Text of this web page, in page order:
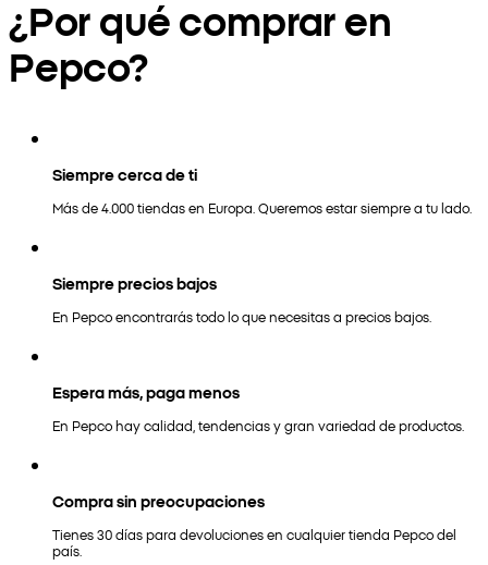
¿Por qué comprar en
Pepco?
Siempre cerca de ti
Más de 4.000 tiendas en Europa. Queremos estar siempre a tu lado.
Siempre precios bajos
En Pepco encontrarás todo lo que necesitas a precios bajos.
Espera más, paga menos
En Pepco hay calidad, tendencias y gran variedad de productos.
Compra sin preocupaciones
Tienes 30 días para devoluciones en cualquier tienda Pepco del
país.